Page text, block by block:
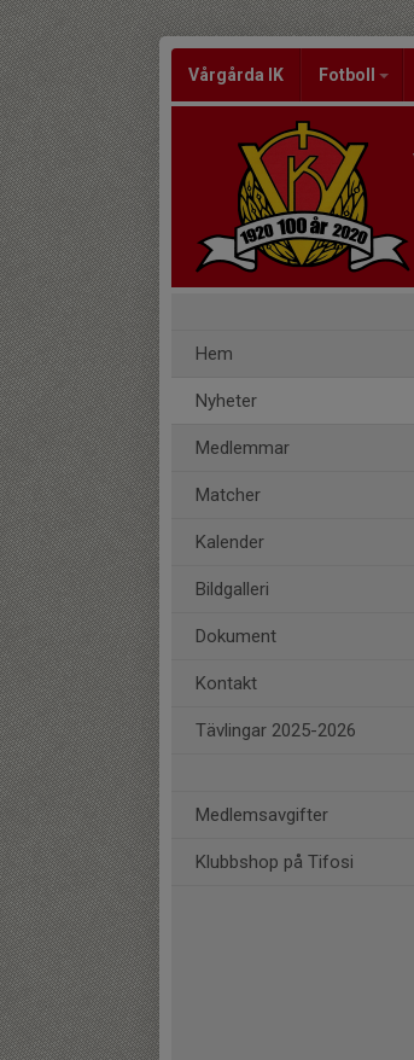
Vårgårda IK Fotboll
Hem
Nyheter
Medlemmar
Matcher
Kalender
Bildgalleri
Dokument
Kontakt
Tävlingar 2025-2026
Medlemsavgifter
Klubbshop på Tifosi